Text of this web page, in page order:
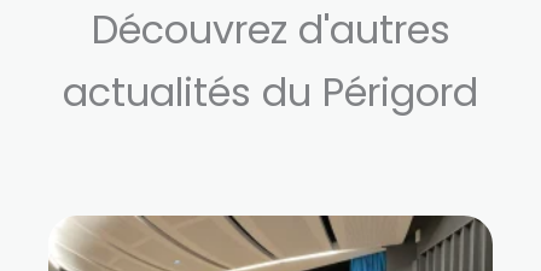
Découvrez d'autres
actualités du Périgord